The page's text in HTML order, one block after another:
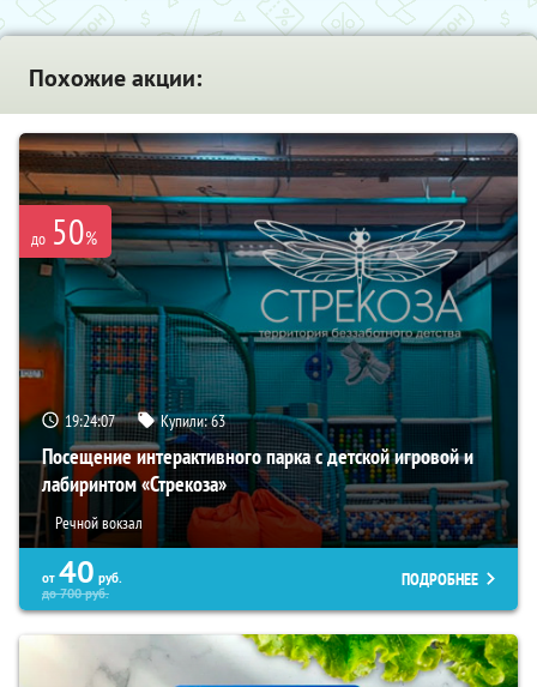
Похожие акции:
до 50%
19:24:06 Купили:63
Посещение интерактивного парка с детской игровой и
лабиринтом «Стрекоза»
Речной вокзал
от 40 руб.
до700руб.
ПОДРОБНЕЕ